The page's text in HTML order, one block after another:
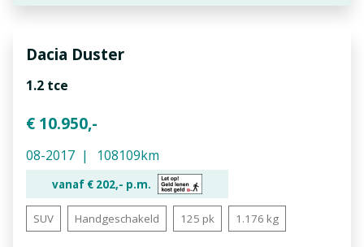
Dacia Duster
1.2 tce
€ 10.950,-
08-2017 108109km
vanaf € 202,- p.m.
SUV Handgeschakeld 125 pk 1.176 kg